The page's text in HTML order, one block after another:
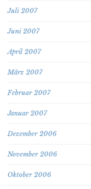
Juli 2007
Juni 2007
April 2007
März 2007
Februar 2007
Januar 2007
Dezember 2006
November 2006
Oktober 2006